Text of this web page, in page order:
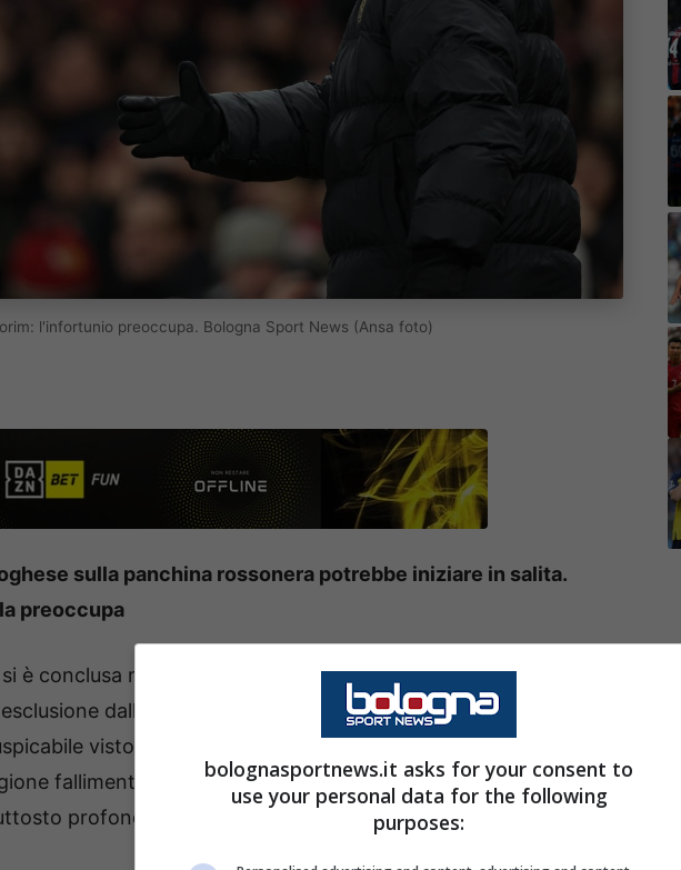
l'infortunio preoccupa. Bologna Sport News (Ansa foto)
sulla panchina rossonera potrebbe iniziare in salita.
preoccupa
si è conclusa malissimo con una debacle senza precedenti: quinto
dalla prossima
Champions League, un risultato
visto il largo vantaggio iniziale. Un crollo senza fine ha
fallimentare, costringendo i vertici del club ad una
profonda.
bolognasportnews.it asks for your consent to
use your personal data for the following
purposes: